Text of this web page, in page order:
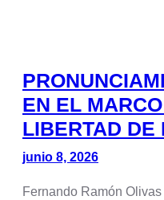
EN EL
LIBERTAD DE
junio 8, 2026
Fernando Ramón